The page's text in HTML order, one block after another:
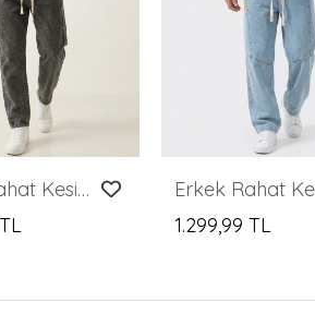
Erkek Rahat Kesim Baggy Jean Pantolon 30076 - Antrasit
1.299,99 TL